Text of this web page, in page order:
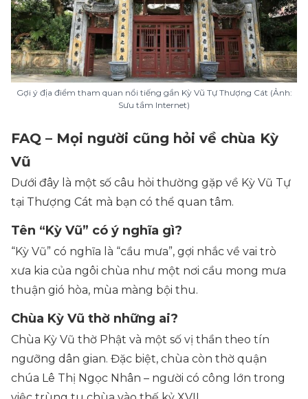
Gợi ý địa điểm tham quan nổi tiếng gần Kỳ Vũ Tự Thượng Cát (Ảnh:
Sưu tầm Internet)
FAQ – Mọi người cũng hỏi về chùa Kỳ
Vũ
Dưới đây là một số câu hỏi thường gặp về Kỳ Vũ Tự
tại Thượng Cát mà bạn có thể quan tâm.
Tên “Kỳ Vũ” có ý nghĩa gì?
“Kỳ Vũ” có nghĩa là “cầu mưa”, gợi nhắc về vai trò
xưa kia của ngôi chùa như một nơi cầu mong mưa
thuận gió hòa, mùa màng bội thu.
Chùa Kỳ Vũ thờ những ai?
Chùa Kỳ Vũ thờ Phật và một số vị thần theo tín
ngưỡng dân gian. Đặc biệt, chùa còn thờ quận
chúa Lê Thị Ngọc Nhân – người có công lớn trong